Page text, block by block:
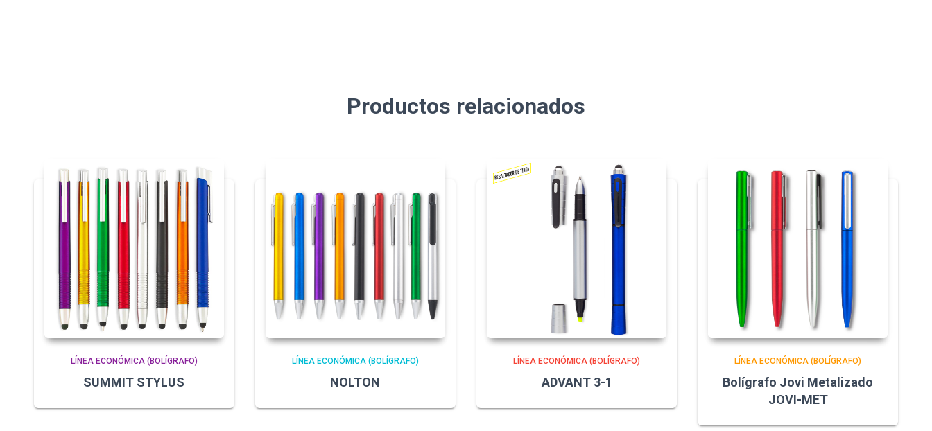
Productos relacionados
LÍNEA ECONÓMICA (BOLÍGRAFO)
SUMMIT STYLUS
LÍNEA ECONÓMICA (BOLÍGRAFO)
NOLTON
LÍNEA ECONÓMICA (BOLÍGRAFO)
ADVANT 3-1
LÍNEA ECONÓMICA (BOLÍGRAFO)
Bolígrafo Jovi Metalizado
JOVI-MET